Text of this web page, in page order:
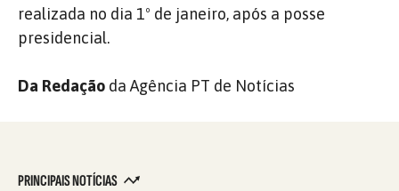
realizada no dia 1º de janeiro, após a posse
presidencial.
Da Redação da Agência PT de Notícias
PRINCIPAIS NOTÍCIAS